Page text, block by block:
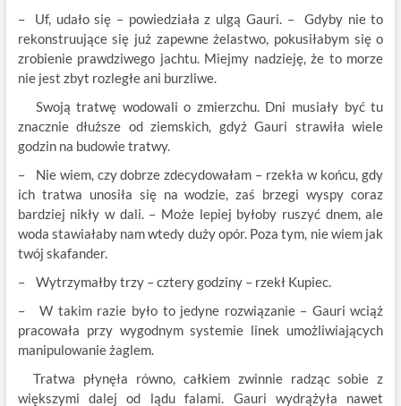
– Uf, udało się – powiedziała z ulgą Gauri. – Gdyby nie to
rekonstruujące się już zapewne żelastwo, pokusiłabym się o
zrobienie prawdziwego jachtu. Miejmy nadzieję, że to morze
nie jest zbyt rozległe ani burzliwe.
Swoją tratwę wodowali o zmierzchu. Dni musiały być tu
znacznie dłuższe od ziemskich, gdyż Gauri strawiła wiele
godzin na budowie tratwy.
– Nie wiem, czy dobrze zdecydowałam – rzekła w końcu, gdy
ich tratwa unosiła się na wodzie, zaś brzegi wyspy coraz
bardziej nikły w dali. – Może lepiej byłoby ruszyć dnem, ale
woda stawiałaby nam wtedy duży opór. Poza tym, nie wiem jak
twój skafander.
– Wytrzymałby trzy – cztery godziny – rzekł Kupiec.
– W takim razie było to jedyne rozwiązanie – Gauri wciąż
pracowała przy wygodnym systemie linek umożliwiających
manipulowanie żaglem.
Tratwa płynęła równo, całkiem zwinnie radząc sobie z
większymi dalej od lądu falami. Gauri wydrążyła nawet